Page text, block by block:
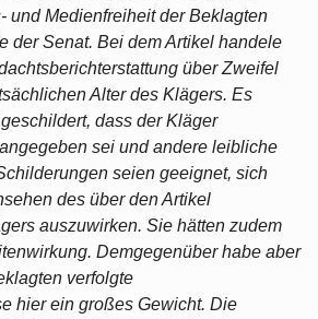
und Medienfreiheit der Beklagten
der Senat. Bei dem Artikel handele
über Zweifel
Alter des Klägers. Es
dass der Kläger
sei und andere leibliche
seien geeignet, sich
des über den Artikel
auszuwirken. Sie hätten zudem
Demgegenüber habe aber
verfolgte
hier ein großes Gewicht. Die